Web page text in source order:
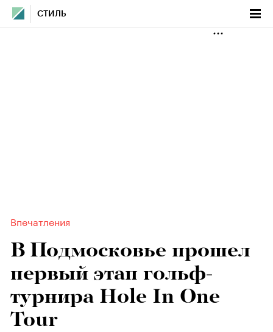
СТИЛЬ
Впечатления
В Подмосковье прошел
первый этап гольф-
турнира Hole In One
Tour